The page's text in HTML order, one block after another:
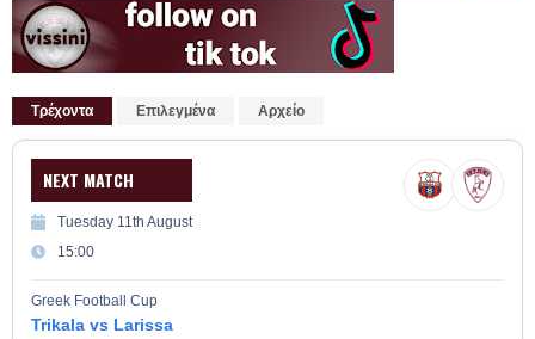
Τρέχοντα Επιλεγμένα Αρχείο
NEXT MATCH
Tuesday 11th August
15:00
Greek Football Cup
Trikala vs Larissa